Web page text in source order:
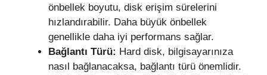
önbellek boyutu, disk erişim sürelerini
hızlandırabilir. Daha büyük önbellek
genellikle daha iyi performans sağlar.
Bağlantı Türü: Hard disk, bilgisayarınıza
nasıl bağlanacaksa, bağlantı türü önemlidir.